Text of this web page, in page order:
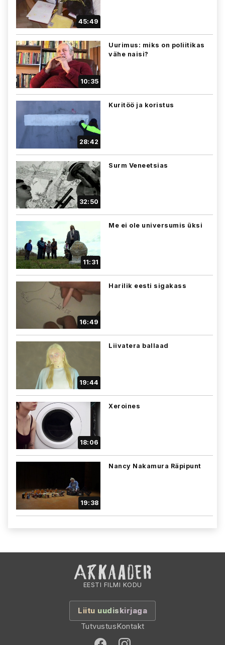
45:49
10:35
Uurimus: miks on poliitikas
vähe naisi?
28:42
Kuritöö ja koristus
32:50
Surm Veneetsias
11:31
Me ei ole universumis üksi
16:49
Harilik eesti sigakass
19:44
Liivatera ballaad
18:06
Xeroines
19:38
Nancy Nakamura Räpipunt
EESTI FILMI KODU
Liitu uudiskirjaga
TutvustusKontakt